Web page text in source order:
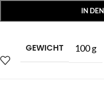
IN
GEWICHT 100 g